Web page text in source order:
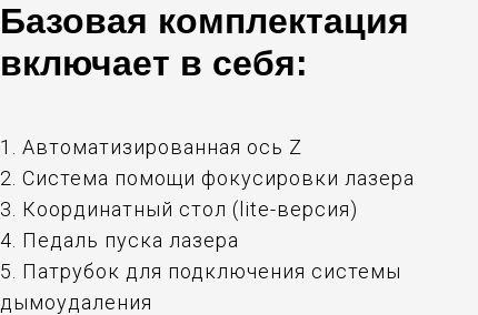
1. Автоматизированная ось Z
2. Система помощи фокусировки лазера
3. Координатный стол (lite-версия)
4. Педаль пуска лазера
5. Патрубок для подключения системы
дымоудаления
Базовая комплектация
включает в себя: